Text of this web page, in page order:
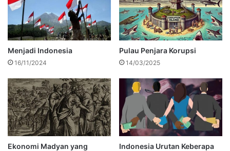
Menjadi Indonesia
16/11/2024
Pulau Penjara Korupsi
14/03/2025
Ekonomi Madyan yang
Indonesia Urutan Keberapa